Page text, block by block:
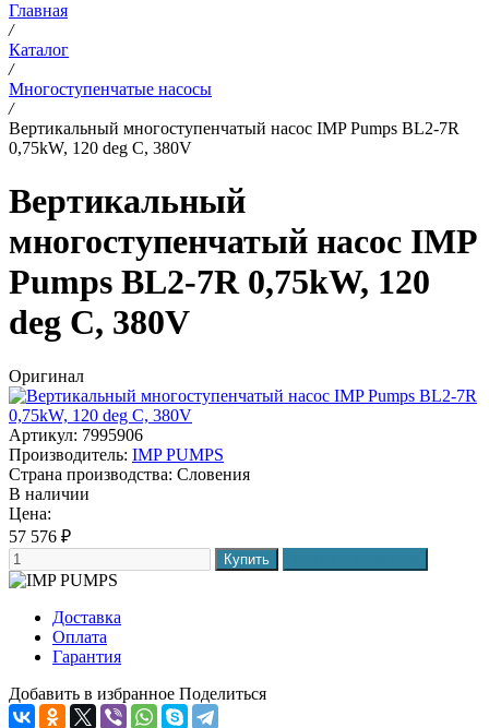
Главная
/
Каталог
/
Многоступенчатые насосы
/
Вертикальный многоступенчатый насос IMP Pumps BL2-7R
0,75kW, 120 deg C, 380V
Вертикальный
многоступенчатый насос IMP
Pumps BL2-7R 0,75kW, 120
deg C, 380V
Оригинал
Артикул: 7995906
Производитель: IMP PUMPS
Страна производства: Словения
В наличии
Цена:
57 576 ₽
Доставка
Оплата
Гарантия
Добавить в избранное Поделиться